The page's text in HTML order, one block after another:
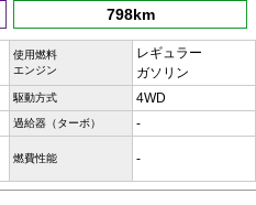
798km
使用燃料
エンジン
レギュラー
ガソリン
駆動方式 4WD
過給器（ターボ） -
燃費性能 -